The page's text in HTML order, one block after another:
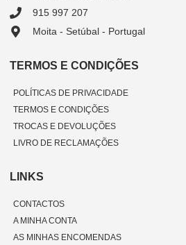
915 997 207
Moita - Setúbal - Portugal
TERMOS E CONDIÇÕES
POLÍTICAS DE PRIVACIDADE
TERMOS E CONDIÇÕES
TROCAS E DEVOLUÇÕES
LIVRO DE RECLAMAÇÕES
LINKS
CONTACTOS
A MINHA CONTA
AS MINHAS ENCOMENDAS